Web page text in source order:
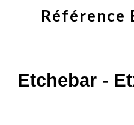
Référence
Etchebar -